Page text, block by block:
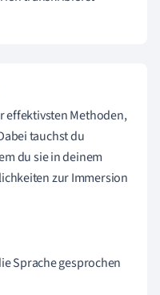
effektivsten Methoden,
tauchst du
du sie in deinem
zur Immersion
Sprache gesprochen